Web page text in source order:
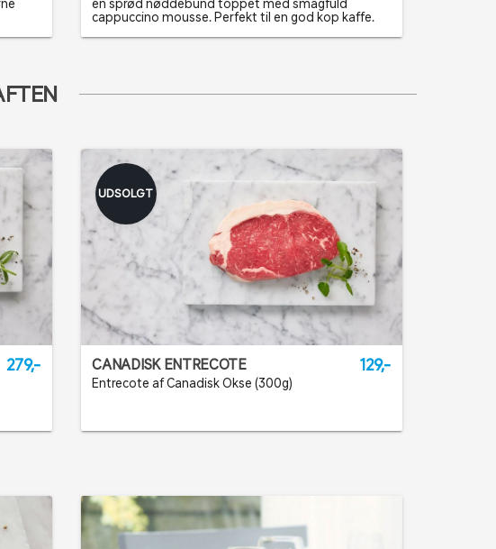
en sprød nøddebund toppet med smagfuld
cappuccino mousse. Perfekt til en god kop kaffe.
279,-
UDSOLGT
CANADISK ENTRECOTE 129,-
Entrecote af Canadisk Okse (300g)